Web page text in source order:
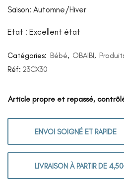
Saison: Automne/Hiver
Etat : Excellent état
Catégories: Bébé, OBAIBI,
Réf: 23CX30
Article propre et repassé,
ENVOI SOIGNÉ ET RAPIDE
LIVRAISON À PARTIR DE